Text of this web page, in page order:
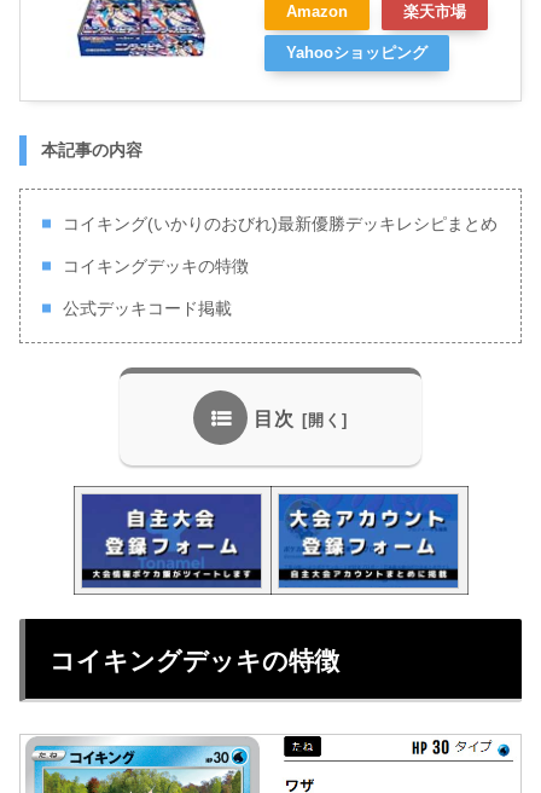
Amazon 楽天市場
Yahooショッピング
本記事の内容
コイキング(いかりのおびれ)最新優勝デッキレシピまとめ
コイキングデッキの特徴
公式デッキコード掲載
目次
コイキングデッキの特徴